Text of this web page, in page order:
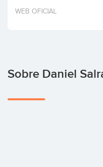
Invertir
WEB OFICIAL
Sobre Daniel